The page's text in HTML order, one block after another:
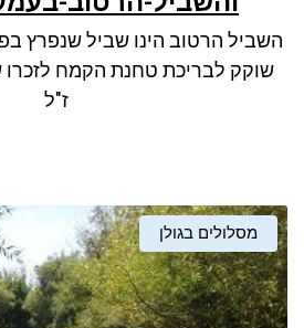
ניגודיות כהה
font_download סמן קישורים
לאפס את
cached
השביל הרטוב הינו שביל שנפרץ
שוקק לבריכת טחנת הקמח לזכרו
ז"ל
מסלולים בגולן